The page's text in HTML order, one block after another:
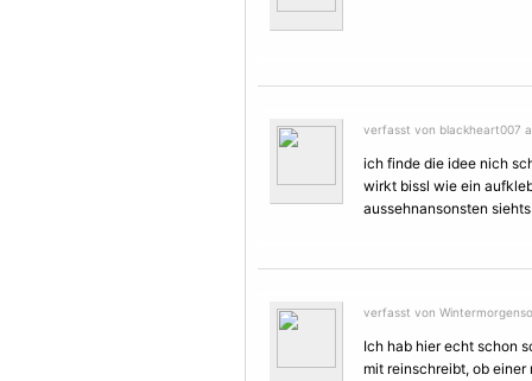
verfasst von blackheart007
ich finde die idee nich
wirkt bissl wie ein
aussehnansonsten
verfasst von
Ich hab hier echt schon
mit reinschreibt, ob